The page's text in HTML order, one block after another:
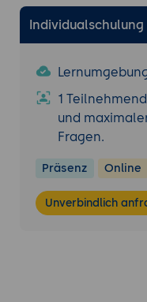
Individualschulung
1
und
Fragen.
Präsenz Online
Unverbindlich